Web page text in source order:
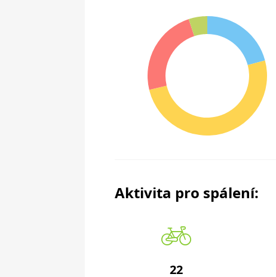
Aktivita pro spálení:
22